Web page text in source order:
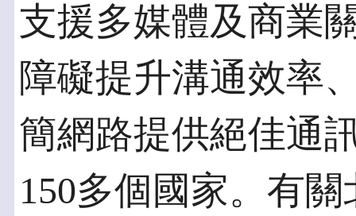
支援多媒體及商業
障礙提升溝通效率
簡網路提供絕佳通
150多個國家。有